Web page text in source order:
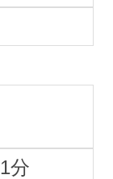
1分